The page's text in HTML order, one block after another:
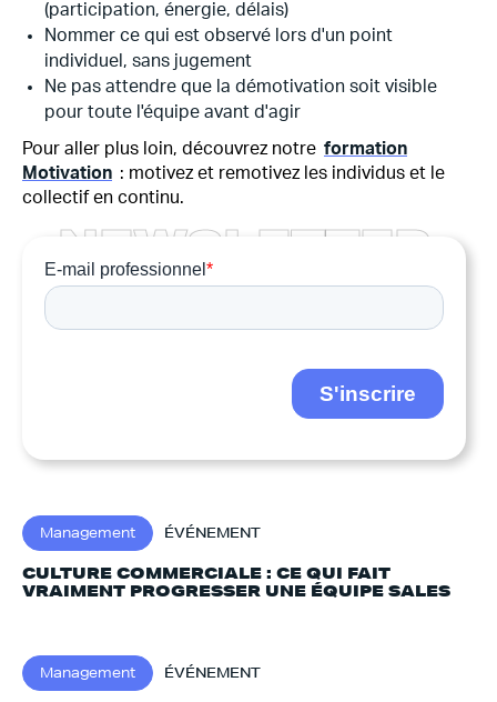
(participation, énergie, délais)
Nommer ce qui est observé lors d'un point
individuel, sans jugement
Ne pas attendre que la démotivation soit visible
pour toute l'équipe avant d'agir
Pour aller plus loin, découvrez notre formation
Motivation : motivez et remotivez les individus et le
collectif en continu.
NEWSL ETTER
Management ÉVÉNEMENT
CULTURE COMMERCIALE : CE QUI FAIT
VRAIMENT PROGRESSER UNE ÉQUIPE SALES
Management ÉVÉNEMENT